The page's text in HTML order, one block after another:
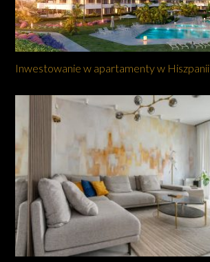
Inwestowanie w apartamenty w Hiszpanii